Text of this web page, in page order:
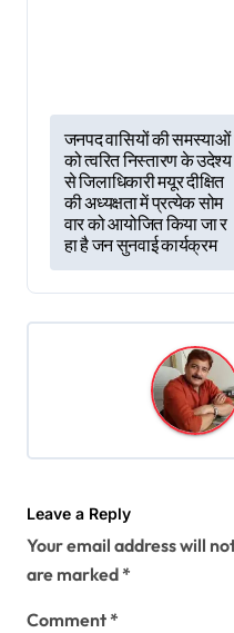
P
o
s
n
a
a
i
o
n
जनपद वासियों की समस्याओं
को त्वरित निस्तारण के उदेश्य
से जिलाधिकारी मयूर दीक्षित
की अध्यक्षता में प्रत्येक सोम
वार को आयोजित किया जा र
हा है जन सुनवाई कार्यक्रम
Leave a Reply
Your email address will
are marked*
Comment*